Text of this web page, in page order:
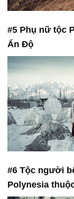
#5 Phụ nữ tộc
Ấn Độ
#6 Tộc người
Polynesia